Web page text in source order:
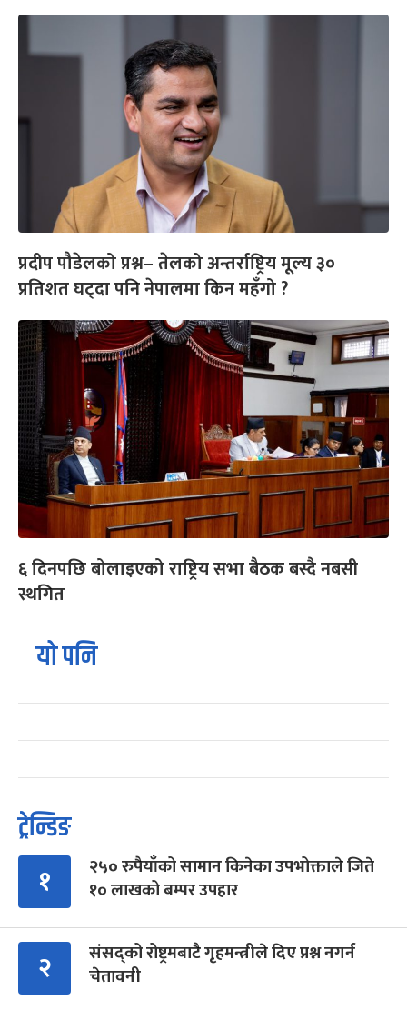
प्रदीप पौडेलको प्रश्न– तेलको अन्तर्राष्ट्रिय मूल्य ३०
प्रतिशत घट्दा पनि नेपालमा किन महँगो ?
६ दिनपछि बोलाइएको राष्ट्रिय सभा बैठक बस्दै नबसी
स्थगित
यो पनि
ट्रेन्डिङ
१
२५० रुपैयाँको सामान किनेका उपभोक्ताले जिते
१० लाखको बम्पर उपहार
२
संसद्को रोष्ट्रमबाटै गृहमन्त्रीले दिए प्रश्न नगर्न
चेतावनी